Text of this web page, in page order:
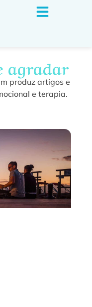
agradar
produz artigos e
e terapia.